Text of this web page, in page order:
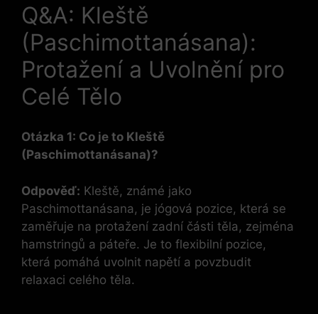
Q&A: Kleště
(Paschimottanásana):
Protažení a Uvolnění pro
Celé Tělo
Otázka 1: Co je to Kleště
(Paschimottanásana)?
Odpověď: Kleště, známé jako
Paschimottanásana, je jógová pozice, která se
zaměřuje na protažení zadní části těla, zejména
hamstringů a páteře. Je to flexibilní pozice,
která pomáhá uvolnit napětí a povzbudit
relaxaci celého těla.